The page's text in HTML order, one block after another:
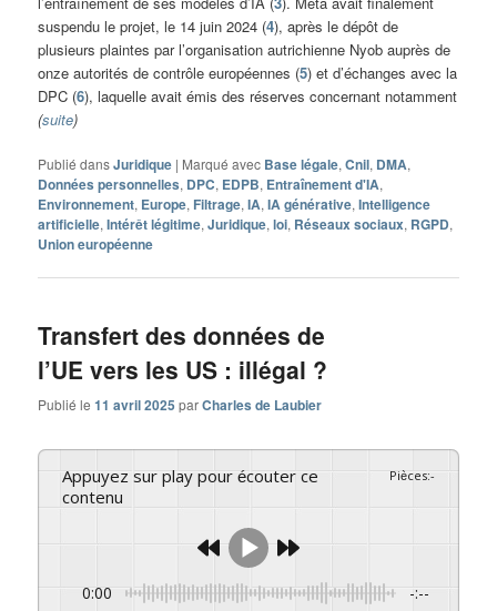
suspendu le projet, le 14 juin 2024 (4), après le dépôt de
plusieurs plaintes par l’organisation autrichienne Nyob auprès de
onze autorités de contrôle européennes (5) et d’échanges avec la
DPC (6), laquelle avait émis des réserves concernant notamment
(suite)
Publié dansJuridique | Marqué avec Base légale,Cnil, DMA,
Données personnelles, DPC, EDPB, Entraînement d'IA,
Environnement, Europe, Filtrage,IA,IA générative,Intelligence
artificielle,Intérêt légitime,Juridique,loi, Réseaux sociaux, RGPD,
Union européenne
Transfert des données de
l’UE vers les US : illégal ?
Publié le11 avril 2025 parCharles de Laubier
Appuyez sur play pour écouter ce
contenu
Pièces:-
0:00 -:--